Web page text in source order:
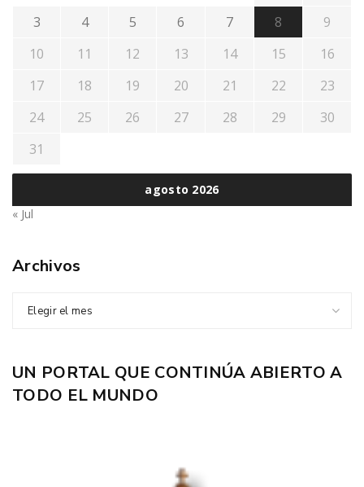
agosto 2026
3
4 5 6 7 8
9
10
11 12 13 14 15
16
17
18 19 20 21 22
23
24
25 26 27 28 29
30
31
« Jul
Archivos
Elegir el mes
UN PORTAL QUE CONTINÚA ABIERTO A
TODO EL MUNDO